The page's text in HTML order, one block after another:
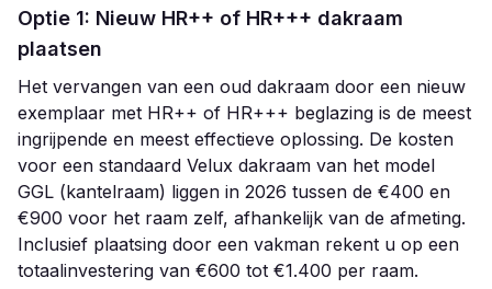
Optie 1: Nieuw HR++ of HR+++ dakraam
plaatsen
Het vervangen van een oud dakraam door een nieuw
exemplaar met HR++ of HR+++ beglazing is de meest
ingrijpende en meest effectieve oplossing. De kosten
voor een standaard Velux dakraam van het model
GGL (kantelraam) liggen in 2026 tussen de €400 en
€900 voor het raam zelf, afhankelijk van de afmeting.
Inclusief plaatsing door een vakman rekent u op een
totaalinvestering van €600 tot €1.400 per raam.